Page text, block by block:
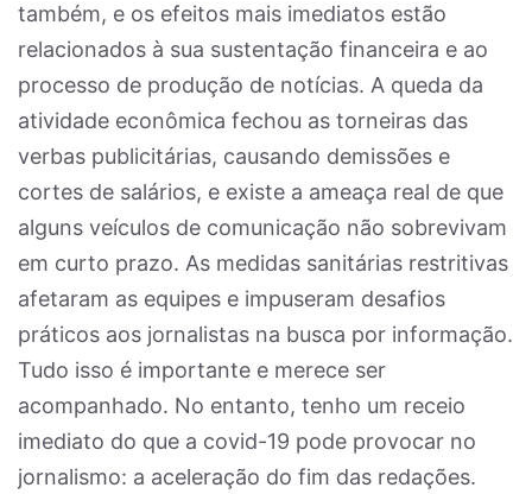
também, e os efeitos mais imediatos estão
relacionados à sua sustentação financeira e ao
processo de produção de notícias. A queda da
atividade econômica fechou as torneiras das
verbas publicitárias, causando demissões e
cortes de salários, e existe a ameaça real de que
alguns veículos de comunicação não sobrevivam
em curto prazo. As medidas sanitárias restritivas
afetaram as equipes e impuseram desafios
práticos aos jornalistas na busca por informação.
Tudo isso é importante e merece ser
acompanhado. No entanto, tenho um receio
imediato do que a covid-19 pode provocar no
jornalismo: a aceleração do fim das redações.